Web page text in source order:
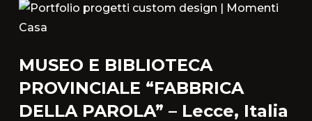
MUSEO E BIBLIOTECA
PROVINCIALE “FABBRICA
DELLA PAROLA” – Lecce, Italia